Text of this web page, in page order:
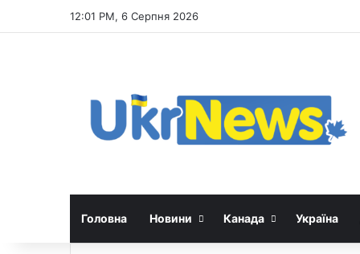
12:01 PM, 6 Серпня 2026
Головна Новини Канада Україна